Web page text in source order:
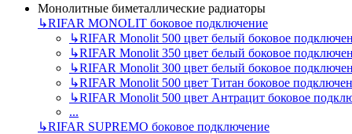
Монолитные биметаллические радиаторы
↳RIFAR MONOLIT боковое подключение
↳RIFAR Monolit 500 цвет белый боковое
↳RIFAR Monolit 350 цвет белый боковое
↳RIFAR Monolit 300 цвет белый боковое
↳RIFAR Monolit 500 цвет Титан боковое
↳RIFAR Monolit 500 цвет Антрацит боковое
...
↳RIFAR SUPREMO боковое подключение